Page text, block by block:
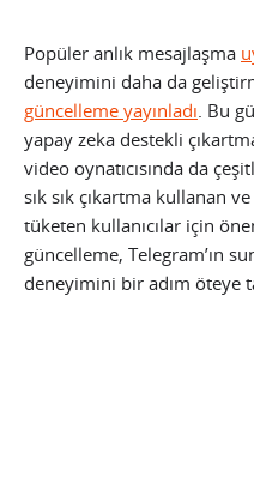
Popüler anlık mesajlaşma
deneyimini daha da
güncelleme yayınladı. Bu
yapay zeka destekli
video oynatıcısında da
sık sık çıkartma kullanan
tüketen kullanıcılar için
güncelleme, Telegram’ın
deneyimini bir adım öteye